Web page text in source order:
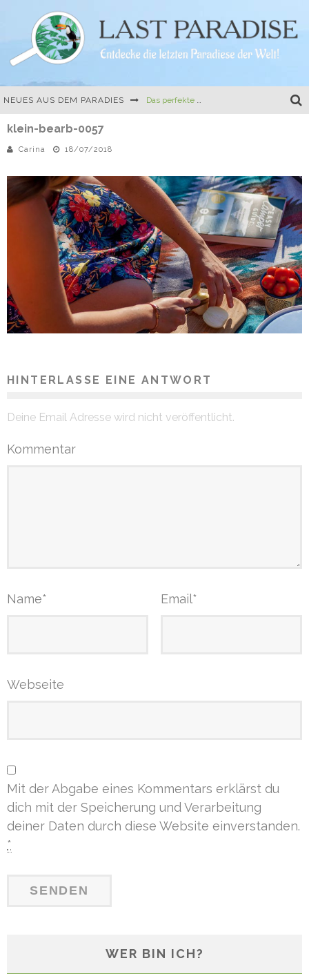
NEUES AUS DEM PARADIES
Ferien auf dem Land – 10 besondere Ferienhäuser in Frankreich und Italien
klein-bearb-0057
Carina 18/07/2018
HINTERLASSE EINE ANTWORT
Deine Email Adresse wird nicht veröffentlicht.
Kommentar
Name* Email*
Webseite
Mit der Abgabe eines Kommentars erklärst du
dich mit der Speicherung und Verarbeitung
deiner Daten durch diese Website einverstanden.
*
WER BIN ICH?